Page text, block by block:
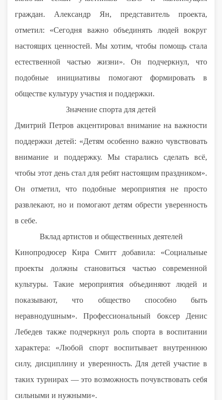
граждан. Александр Ян, представитель проекта,
отметил: «Сегодня важно объединять людей вокруг
настоящих ценностей. Мы хотим, чтобы помощь стала
естественной частью жизни». Он подчеркнул, что
подобные инициативы помогают формировать в
обществе культуру участия и поддержки.
Значение спорта для детей
Дмитрий Петров акцентировал внимание на важности
поддержки детей: «Детям особенно важно чувствовать
внимание и поддержку. Мы старались сделать всё,
чтобы этот день стал для ребят настоящим праздником».
Он отметил, что подобные мероприятия не просто
развлекают, но и помогают детям обрести уверенность
в себе.
Вклад артистов и общественных деятелей
Кинопродюсер Кира Смитт добавила: «Социальные
проекты должны становиться частью современной
культуры. Такие мероприятия объединяют людей и
показывают, что общество способно быть
неравнодушным». Профессиональный боксер Денис
Лебедев также подчеркнул роль спорта в воспитании
характера: «Любой спорт воспитывает внутреннюю
силу, дисциплину и уверенность. Для детей участие в
таких турнирах — это возможность почувствовать себя
сильными и нужными».